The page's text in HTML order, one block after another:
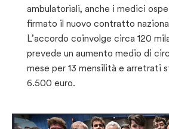
ambulatoriali, anche i medici
firmato il nuovo contratto
L’accordo coinvolge circa 120
prevede un aumento medio di
mese per 13 mensilità e arretrati
6.500 euro.